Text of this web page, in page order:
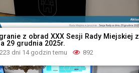
z obrad XXX Sesji Rady Miejskiej z
29 grudnia 2025r.
223 dni 14 godzin temu 892